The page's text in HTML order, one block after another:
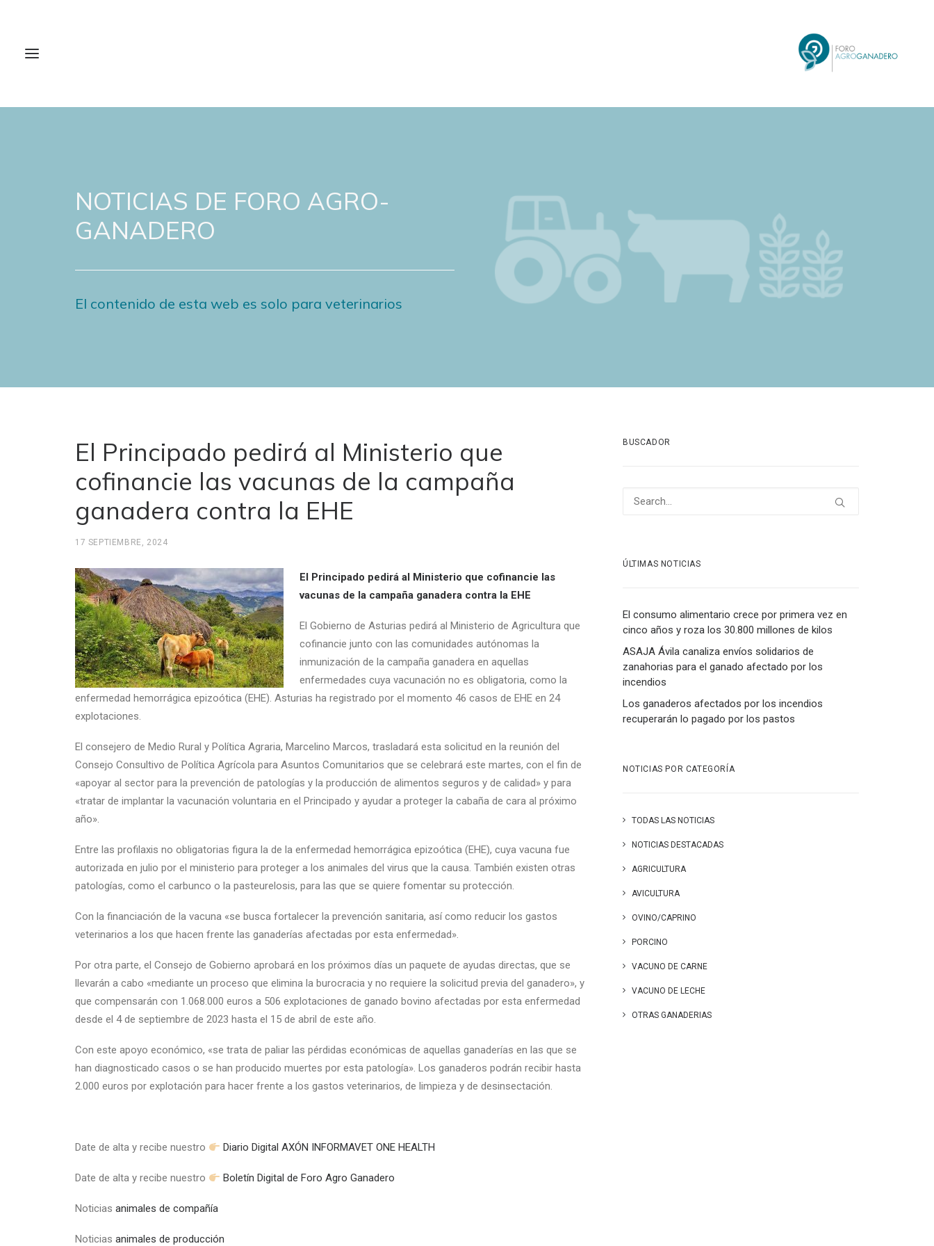
NOTICIAS DE FORO AGRO-
GANADERO
El contenido de esta web es solo para veterinarios
El Principado pedirá al Ministerio que
cofinancie las vacunas de la campaña
ganadera contra la EHE
17 SEPTIEMBRE, 2024
El Principado pedirá al Ministerio que cofinancie las
vacunas de la campaña ganadera contra la EHE
El Gobierno de Asturias pedirá al Ministerio de Agricultura que
cofinancie junto con las comunidades autónomas la
inmunización de la campaña ganadera en aquellas
enfermedades cuya vacunación no es obligatoria, como la
enfermedad hemorrágica epizoótica (EHE). Asturias ha registrado por el momento 46 casos de EHE en 24
explotaciones.
El consejero de Medio Rural y Política Agraria, Marcelino Marcos, trasladará esta solicitud en la reunión del
Consejo Consultivo de Política Agrícola para Asuntos Comunitarios que se celebrará este martes, con el fin de
«apoyar al sector para la prevención de patologías y la producción de alimentos seguros y de calidad» y para
«tratar de implantar la vacunación voluntaria en el Principado y ayudar a proteger la cabaña de cara al próximo
año».
Entre las profilaxis no obligatorias figura la de la enfermedad hemorrágica epizoótica (EHE), cuya vacuna fue
autorizada en julio por el ministerio para proteger a los animales del virus que la causa. También existen otras
patologías, como el carbunco o la pasteurelosis, para las que se quiere fomentar su protección.
Con la financiación de la vacuna «se busca fortalecer la prevención sanitaria, así como reducir los gastos
veterinarios a los que hacen frente las ganaderías afectadas por esta enfermedad».
Por otra parte, el Consejo de Gobierno aprobará en los próximos días un paquete de ayudas directas, que se
llevarán a cabo «mediante un proceso que elimina la burocracia y no requiere la solicitud previa del ganadero», y
que compensarán con 1.068.000 euros a 506 explotaciones de ganado bovino afectadas por esta enfermedad
desde el 4 de septiembre de 2023 hasta el 15 de abril de este año.
Con este apoyo económico, «se trata de paliar las pérdidas económicas de aquellas ganaderías en las que se
han diagnosticado casos o se han producido muertes por esta patología». Los ganaderos podrán recibir hasta
2.000 euros por explotación para hacer frente a los gastos veterinarios, de limpieza y de desinsectación.
Date de alta y recibe nuestro Diario Digital AXÓN INFORMAVET ONE HEALTH
Date de alta y recibe nuestro Boletín Digital de Foro Agro Ganadero
Noticias animales de compañía
Noticias animales de producción
BUSCADOR
ÚLTIMAS NOTICIAS
El consumo alimentario crece por primera vez en
cinco años y roza los 30.800 millones de kilos
ASAJA Ávila canaliza envíos solidarios de
zanahorias para el ganado afectado por los
incendios
Los ganaderos afectados por los incendios
recuperarán lo pagado por los pastos
NOTICIAS POR CATEGORÍA
TODAS LAS NOTICIAS
NOTICIAS DESTACADAS
AGRICULTURA
AVICULTURA
OVINO/CAPRINO
PORCINO
VACUNO DE CARNE
VACUNO DE LECHE
OTRAS GANADERIAS